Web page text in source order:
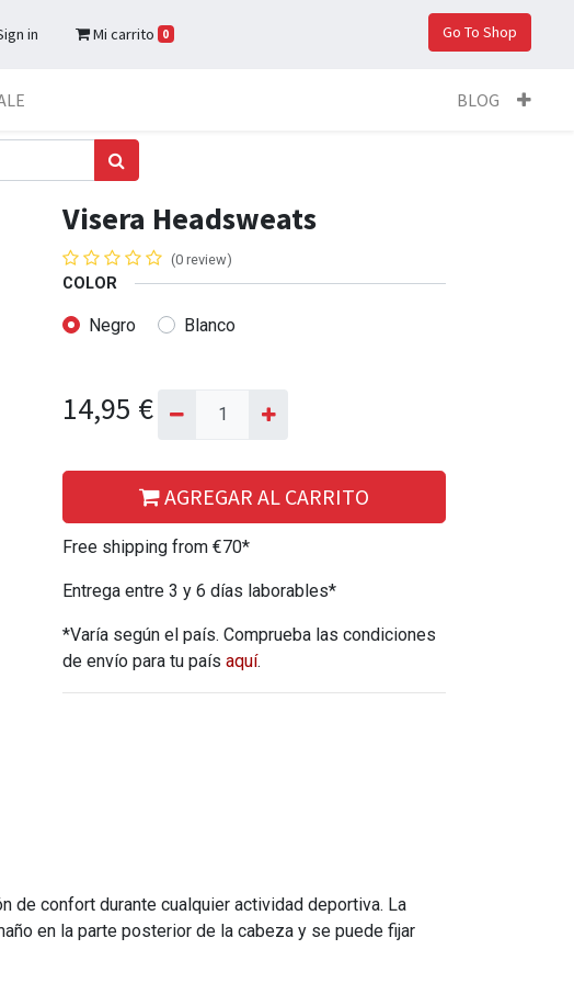
in Mi carrito 0 Go To Shop
BLOG
Visera Headsweats
(0 review)
COLOR
Negro Blanco
14,95 €
AGREGAR AL CARRITO
Free shipping from €70*
Entrega entre 3 y 6 días laborables*
*Varía según el país. Comprueba las condiciones
de envío para tu país aquí.
de confort durante cualquier actividad deportiva. La
en la parte posterior de la cabeza y se puede fijar